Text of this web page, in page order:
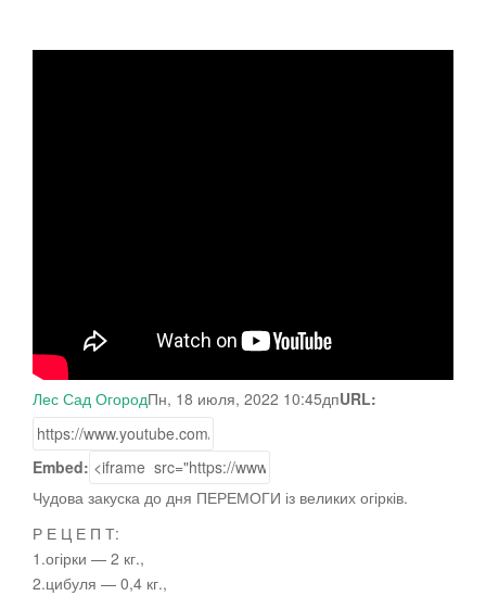
Лес Сад ОгородПн, 18 июля, 2022 10:45дпURL:
Embed:
Чудова закуска до дня ПЕРЕМОГИ із великих огірків.
Р Е Ц Е П Т:
1.огірки — 2 кг.,
2.цибуля — 0,4 кг.,